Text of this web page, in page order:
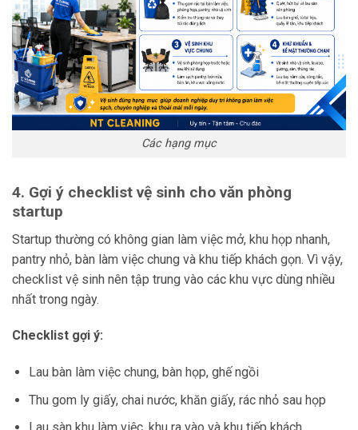
Các hạng mục
4. Gợi ý checklist vệ sinh cho văn phòng
startup
Startup thường có không gian làm việc mở, khu họp nhanh,
pantry nhỏ, bàn làm việc chung và khu tiếp khách gọn. Vì vậy,
checklist vệ sinh nên tập trung vào các khu vực dùng nhiều
nhất trong ngày.
Checklist gợi ý:
Lau bàn làm việc chung, bàn họp, ghế ngồi
Thu gom ly giấy, chai nước, khăn giấy, rác nhỏ sau họp